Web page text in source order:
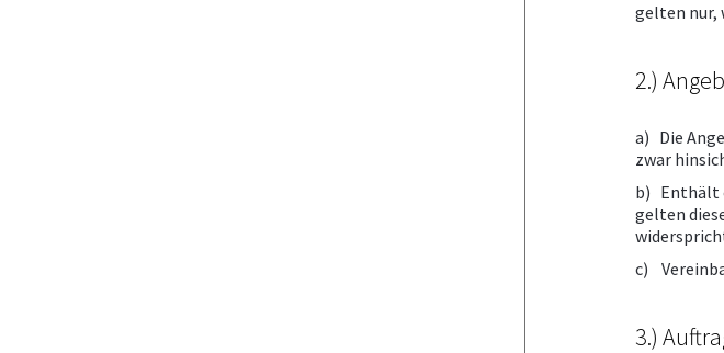
gelten nur,
2.)
a) Die
zwar
b) Enthält
gelten
c)
3.)